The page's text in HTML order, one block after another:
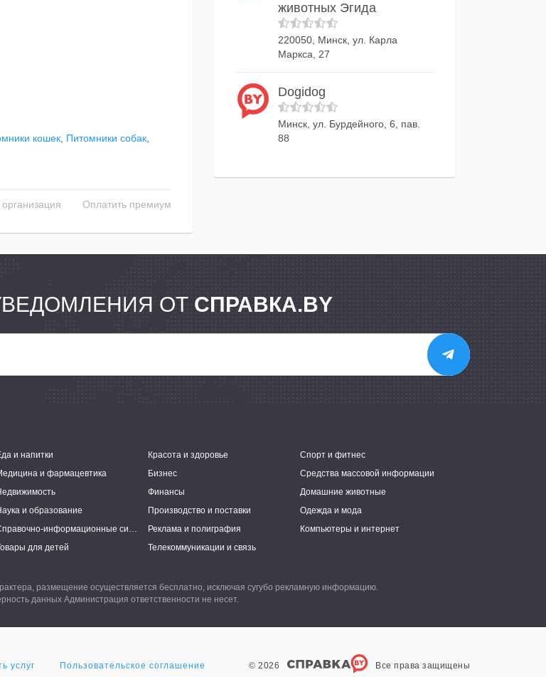
кошек Питомники собак
Оплатить премиум
животных Эгида
220050, Минск, ул. Карла
Маркса, 27
Dogidog
Минск, ул. Бурдейного, 6, пав.
88
ОТ СПРАВКА.BY
и напитки Красота и здоровье
Спорт и фитнес
и фармацевтика Бизнес
Средства массовой информации
Финансы
Домашние животные
и образование Производство и поставки
Одежда и мода
Справочно-информационные системы Реклама и полиграфия
Компьютеры и интернет
для детей Телекоммуникации и связь
размещение осуществляется бесплатно, исключая сугубо рекламную информацию.
данных Администрация ответственности не несет.
услуг Пользовательское соглашение © 2026 Все права защищены